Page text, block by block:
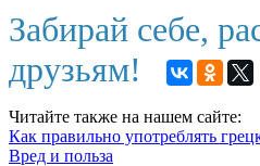
Забирай себе,
друзьям!
Читайте также на нашем сайте:
Как правильно употреблять
Вред и польза